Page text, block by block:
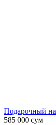
Подарочный
585 000 сум